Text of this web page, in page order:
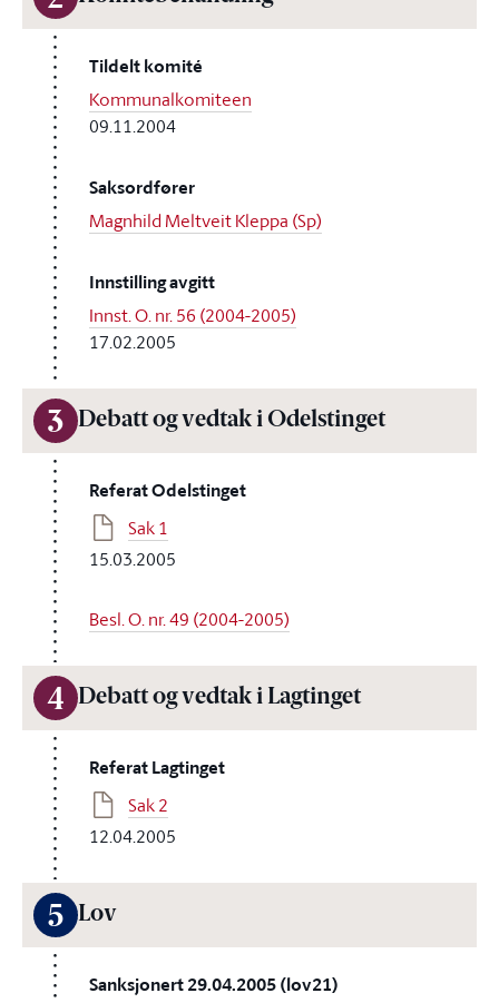
Tildelt komité
Kommunalkomiteen
09.11.2004
Saksordfører
Magnhild Meltveit Kleppa (Sp)
Innstilling avgitt
Innst. O. nr. 56 (2004-2005)
17.02.2005
3 Debatt og vedtak i Odelstinget
Referat Odelstinget
Sak 1
15.03.2005
Besl. O. nr. 49 (2004-2005)
4 Debatt og vedtak i Lagtinget
Referat Lagtinget
Sak 2
12.04.2005
5 Lov
Sanksjonert 29.04.2005 (lov21)